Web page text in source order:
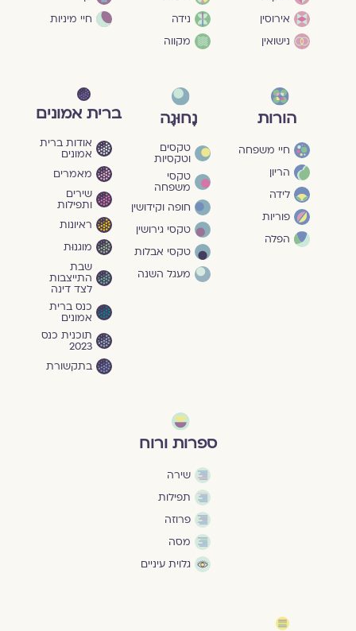
אירוסין
נישואין
נידה
מקווה
חיי מיניות
הורות
חיי משפחה
הריון
לידה
פוריות
הפלה
נָחוּגָה
טקסים
וטקסיות
טקסי
משפחה
חופה וקידושין
טקסי גירושין
טקסי אבלות
מעגל השנה
ברית אמונים
אודות ברית
אמונים
מאמרים
שירים
ותפילות
ראיונות
מוגנוּת
שבת
התייצבות
לצד דינה
כנס ברית
אמונים
תוכנית כנס
2023
בתקשורת
ספרות ורוח
שירה
תפילות
פרוזה
מסה
גלוית עיניים